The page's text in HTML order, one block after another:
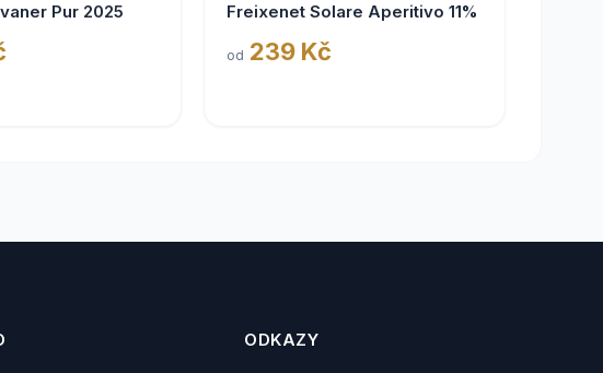
Pur 2025 Freixenet Solare Aperitivo 11%
od 239 Kč
ODKAZY